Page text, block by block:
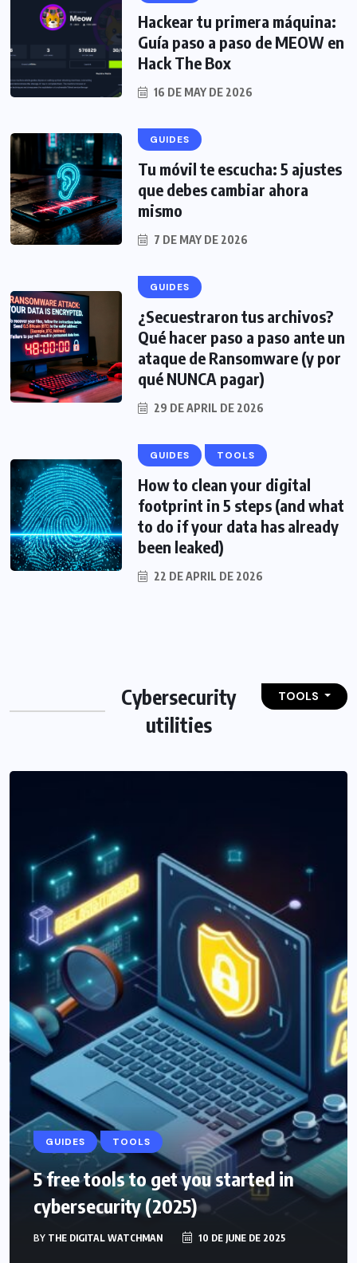
Hackear tu primera máquina:
Guía paso a paso de MEOW en
Hack The Box
16 DE MAY DE 2026
GUIDES
Tu móvil te escucha: 5 ajustes
que debes cambiar ahora
mismo
7 DE MAY DE 2026
GUIDES
¿Secuestraron tus archivos?
Qué hacer paso a paso ante un
ataque de Ransomware (y por
qué NUNCA pagar)
29 DE APRIL DE 2026
GUIDES TOOLS
How to clean your digital
footprint in 5 steps (and what
to do if your data has already
been leaked)
22 DE APRIL DE 2026
Cybersecurity
utilities
TOOLS
GUIDES TOOLS
5 free tools to get you started in
cybersecurity (2025)
BY THE DIGITAL WATCHMAN 10 DE JUNE DE 2025